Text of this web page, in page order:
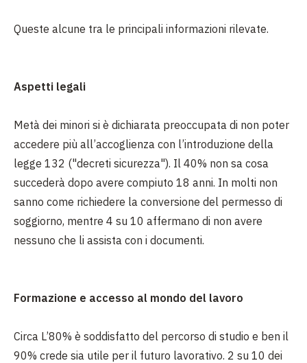
Queste alcune tra le principali informazioni rilevate.
Aspetti legali
Metà dei minori si è dichiarata preoccupata di non poter
accedere più all’accoglienza con l’introduzione della
legge 132 ("decreti sicurezza"). Il 40% non sa cosa
succederà dopo avere compiuto 18 anni. In molti non
sanno come richiedere la conversione del permesso di
soggiorno, mentre 4 su 10 affermano di non avere
nessuno che li assista con i documenti.
Formazione e accesso al mondo del lavoro
Circa L’80% è soddisfatto del percorso di studio e ben il
90% crede sia utile per il futuro lavorativo. 2 su 10 dei